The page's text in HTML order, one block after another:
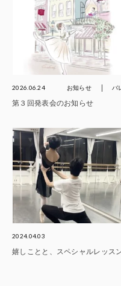
2026.06.24 お知らせ バ
第３回発表会のお知らせ
2024.04.03
嬉しことと、スペシャルレッス